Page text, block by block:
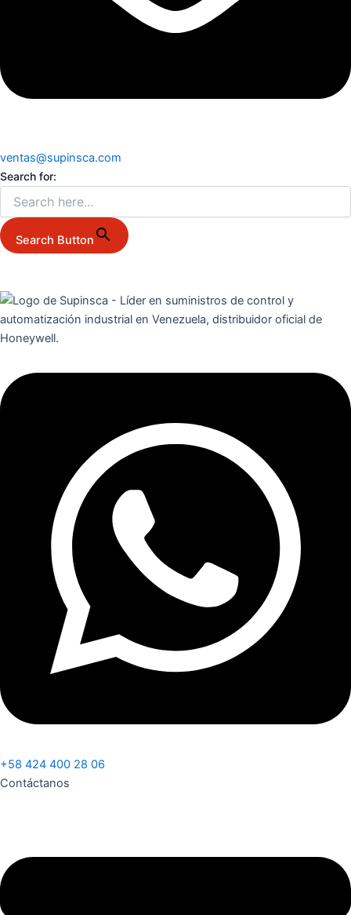
ventas@supinsca.com
Search for:
Search Button
+58 424 400 28 06
Contáctanos